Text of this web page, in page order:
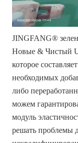
JINGFANG®
Новые & Чистый
которое
необходимых
либо
можем
модуль
решать проблемы